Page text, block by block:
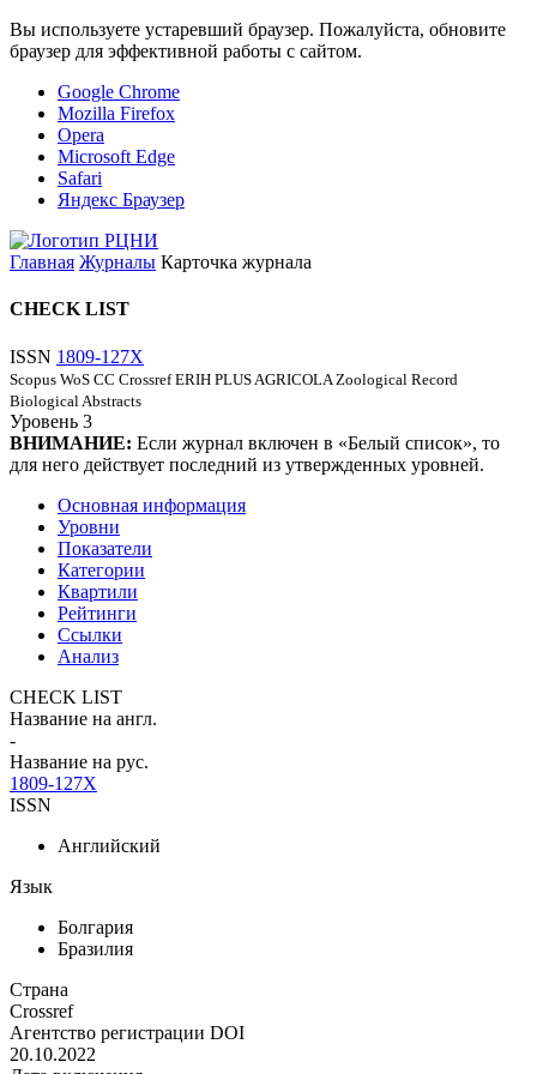
Вы используете устаревший браузер. Пожалуйста, обновите
браузер для эффективной работы с сайтом.
Google Chrome
Mozilla Firefox
Opera
Microsoft Edge
Safari
Яндекс Браузер
Главная Журналы Карточка журнала
CHECK LIST
ISSN 1809-127X
Scopus WoS CC Crossref ERIH PLUS AGRICOLA Zoological Record
Biological Abstracts
Уровень 3
ВНИМАНИЕ: Если журнал включен в «Белый список», то
для него действует последний из утвержденных уровней.
Основная информация
Уровни
Показатели
Категории
Квартили
Рейтинги
Ссылки
Анализ
CHECK LIST
Название на англ.
-
Название на рус.
1809-127X
ISSN
Английский
Язык
Болгария
Бразилия
Страна
Crossref
Агентство регистрации DOI
20.10.2022